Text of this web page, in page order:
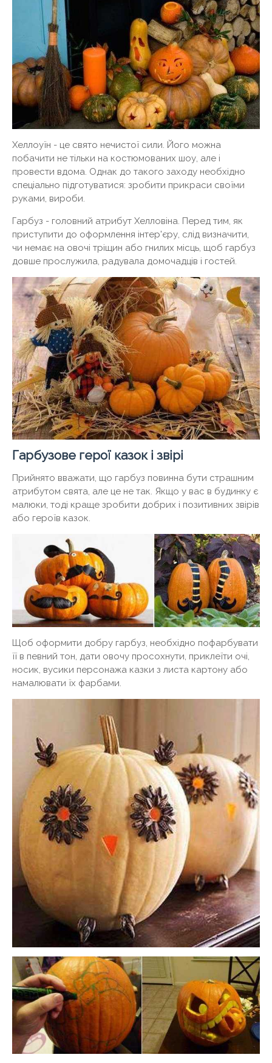
Хеллоуїн - це свято нечистої сили. Його можна
побачити не тільки на костюмованих шоу, але і
провести вдома. Однак до такого заходу необхідно
спеціально підготуватися: зробити прикраси своїми
руками, вироби.
Гарбуз - головний атрибут Хелловіна. Перед тим, як
приступити до оформлення інтер'єру, слід визначити,
чи немає на овочі тріщин або гнилих місць, щоб гарбуз
довше прослужила, радувала домочадців і гостей.
Гарбузове герої казок і звірі
Прийнято вважати, що гарбуз повинна бути страшним
атрибутом свята, але це не так. Якщо у вас в будинку є
малюки, тоді краще зробити добрих і позитивних звірів
або героїв казок.
Щоб оформити добру гарбуз, необхідно пофарбувати
її в певний тон, дати овочу просохнути, приклеїти очі,
носик, вусики персонажа казки з листа картону або
намалювати їх фарбами.